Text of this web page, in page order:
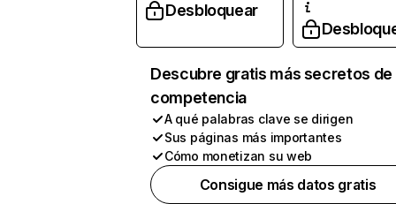
Desbloquear
Descubre gratis más secretos de
competencia
A qué palabras clave se dirigen
Sus páginas más importantes
Cómo monetizan su web
Consigue más datos gratis